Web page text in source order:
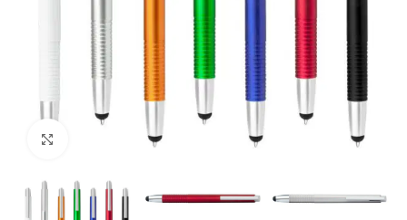
Clic para ampliar